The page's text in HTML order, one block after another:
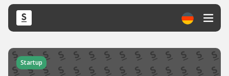
Startup